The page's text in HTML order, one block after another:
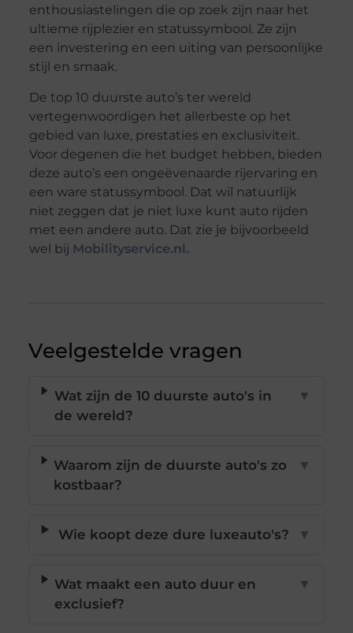
enthousiastelingen die op zoek zijn naar het
ultieme rijplezier en statussymbool. Ze zijn
een investering en een uiting van persoonlijke
stijl en smaak.
De top 10 duurste auto’s ter wereld
vertegenwoordigen het allerbeste op het
gebied van luxe, prestaties en exclusiviteit.
Voor degenen die het budget hebben, bieden
deze auto’s een ongeëvenaarde rijervaring en
een ware statussymbool. Dat wil natuurlijk
niet zeggen dat je niet luxe kunt auto rijden
met een andere auto. Dat zie je bijvoorbeeld
wel bij Mobilityservice.nl.
Veelgestelde vragen
Wat zijn de 10 duurste auto's in
de wereld?
▼
Waarom zijn de duurste auto's zo
kostbaar?
▼
Wie koopt deze dure luxeauto's? ▼
Wat maakt een auto duur en
exclusief?
▼